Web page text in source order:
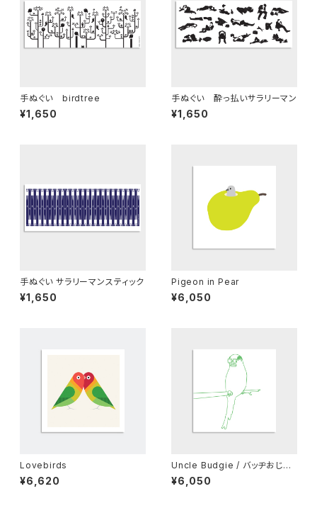
手ぬぐい birdtree
¥1,650
手ぬぐい 酔っ払いサラリーマン
¥1,650
手ぬぐい サラリーマンスティック
¥1,650
Pigeon in Pear
¥6,050
Lovebirds
¥6,620
Uncle Budgie / バッヂおじさ
ん
¥6,050